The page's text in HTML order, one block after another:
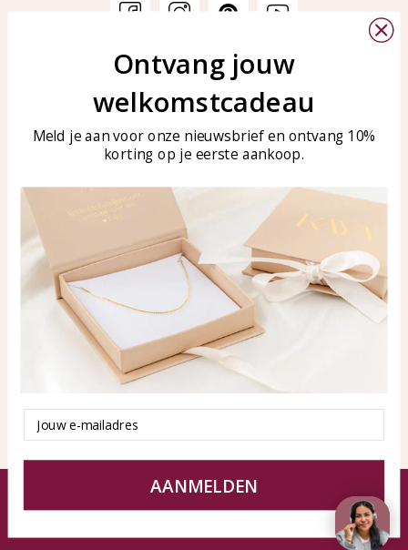
Customer service
Customer service
Care for your jewelry
KAYA Sieraden
Bellen of WhatsApp Ma-Vr
tussen 09:00-17:00
Tel: 0850003187
WhatsApp: 0850003187
klantenservice@kayasierade
Products
All products
New products
KAYA Sieraden
About
test
Tips en Advies
Duurzaamheid
© KAYA jewels webshop - a beautiful memory
Terms and Conditions Disclaimer Privacy policy Sitemap
Ontvang jouw
welkomstcadeau
Meld je aan voor onze nieuwsbrief en ontvang 10%
korting op je eerste aankoop.
Email
AANMELDEN